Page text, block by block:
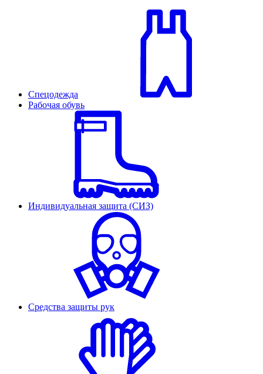
Спецодежда
Рабочая обувь
Индивидуальная защита (СИЗ)
Средства защиты рук